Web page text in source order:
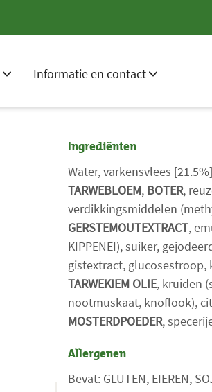
Informatie en contact
Ingrediënten
Water, varkensvlees
TARWEBLOEM, BOTER,
verdikkingsmiddelen
GERSTEMOUTEXTRACT,
KIPPENEI), suiker,
gistextract,
TARWEKIEM OLIE, kruiden
nootmuskaat, knoflook),
MOSTERDPOEDER,
Allergenen
Bevat: GLUTEN, EIEREN,